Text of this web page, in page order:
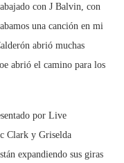
con J Balvin, con
una canción en mi
abrió muchas
abrió el camino para los
por Live
Clark y Griselda
expandiendo sus giras